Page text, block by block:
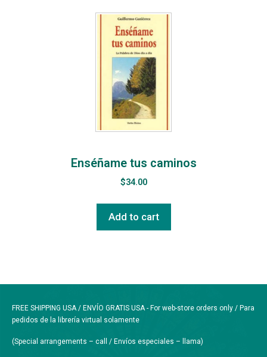
Enséñame tus caminos
$34.00
Add to cart
FREE SHIPPING USA / ENVÍO GRATIS USA - For web-store orders only / Para
pedidos de la librería virtual solamente
(Special arrangements – call / Envíos especiales – llama)